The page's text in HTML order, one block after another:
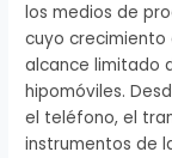
los medios de
cuyo crecimiento
alcance limitado
hipomóviles.
el teléfono, el
instrumentos de